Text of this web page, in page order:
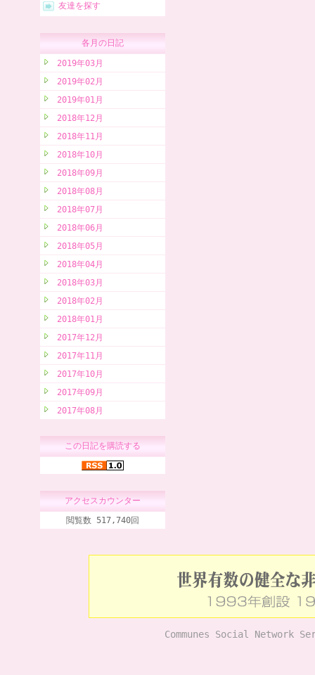
友達を探す
各月の日記
2019年03月
2019年02月
2019年01月
2018年12月
2018年11月
2018年10月
2018年09月
2018年08月
2018年07月
2018年06月
2018年05月
2018年04月
2018年03月
2018年02月
2018年01月
2017年12月
2017年11月
2017年10月
2017年09月
2017年08月
この日記を購読する
アクセスカウンター
閲覧数 517,740回
Communes Social Network